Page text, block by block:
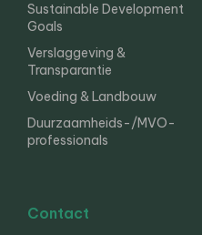
Sustainable Development
Goals
Verslaggeving &
Transparantie
Voeding & Landbouw
Duurzaamheids-/MVO-
professionals
Contact